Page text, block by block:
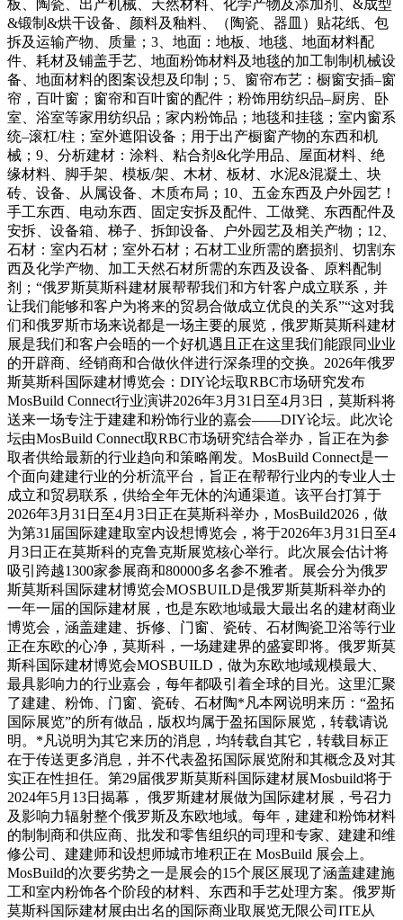
板、陶瓷、出产机械、天然材料、化学产物及添加剂、&成型
&锻制&烘干设备、颜料及釉料、（陶瓷、器皿）贴花纸、包
拆及运输产物、质量；3、地面：地板、地毯、地面材料配
件、耗材及铺盖手艺、地面粉饰材料及地毯的加工制制机械设
备、地面材料的图案设想及印制；5、窗帘布艺：橱窗安插–窗
帘，百叶窗；窗帘和百叶窗的配件；粉饰用纺织品–厨房、卧
室、浴室等家用纺织品；家内粉饰品；地毯和挂毯；室内窗系
统–滚杠/柱；室外遮阳设备；用于出产橱窗产物的东西和机
械；9、分析建材：涂料、粘合剂&化学用品、屋面材料、绝
缘材料、脚手架、模板/架、木材、板材、水泥&混凝土、块
砖、设备、从属设备、木质布局；10、五金东西及户外园艺！
手工东西、电动东西、固定安拆及配件、工做凳、东西配件及
安拆、设备箱、梯子、拆卸设备、户外园艺及相关产物；12、
石材：室内石材；室外石材；石材工业所需的磨损剂、切割东
西及化学产物、加工天然石材所需的东西及设备、原料配制
剂；“俄罗斯莫斯科建材展帮帮我们和方针客户成立联系，并
让我们能够和客户为将来的贸易合做成立优良的关系”“这对我
们和俄罗斯市场来说都是一场主要的展览，俄罗斯莫斯科建材
展是我们和客户会晤的一个好机遇且正在这里我们能跟同业业
的开辟商、经销商和合做伙伴进行深条理的交换。2026年俄罗
斯莫斯科国际建材博览会：DIY论坛取RBC市场研究发布
MosBuild Connect行业演讲2026年3月31日至4月3日，莫斯科将
送来一场专注于建建和粉饰行业的嘉会——DIY论坛。此次论
坛由MosBuild Connect取RBC市场研究结合举办，旨正在为参
取者供给最新的行业趋向和策略阐发。MosBuild Connect是一
个面向建建行业的分析流平台，旨正在帮帮行业内的专业人士
成立和贸易联系，供给全年无休的沟通渠道。该平台打算于
2026年3月31日至4月3日正在莫斯科举办，MosBuild2026，做
为第31届国际建建取室内设想博览会，将于2026年3月31日至4
月3日正在莫斯科的克鲁克斯展览核心举行。此次展会估计将
吸引跨越1300家参展商和80000多名参不雅者。展会分为俄罗
斯莫斯科国际建材博览会MOSBUILD是俄罗斯莫斯科举办的
一年一届的国际建材展，也是东欧地域最大最出名的建材商业
博览会，涵盖建建、拆修、门窗、瓷砖、石材陶瓷卫浴等行业
正在东欧的心净，莫斯科，一场建建界的盛宴即将。俄罗斯莫
斯科国际建材博览会MOSBUILD，做为东欧地域规模最大、
最具影响力的行业嘉会，每年都吸引着全球的目光。这里汇聚
了建建、粉饰、门窗、瓷砖、石材陶*凡本网说明来历：“盈拓
国际展览”的所有做品，版权均属于盈拓国际展览，转载请说
明。*凡说明为其它来历的消息，均转载自其它，转载目标正
在于传送更多消息，并不代表盈拓国际展览附和其概念及对其
实正在性担任。第29届俄罗斯莫斯科国际建材展Mosbuild将于
2024年5月13日揭幕， 俄罗斯建材展做为国际建材展，号召力
及影响力辐射整个俄罗斯及东欧地域。每年，建建和粉饰材料
的制制商和供应商、批发和零售组织的司理和专家、建建和维
修公司、建建师和设想师城市堆积正在 MosBuild 展会上。
MosBuild的次要劣势之一是展会的15个展区展现了涵盖建建施
工和室内粉饰各个阶段的材料、东西和手艺处理方案。俄罗斯
莫斯科国际建材展由出名的国际商业取展览无限公司ITE从